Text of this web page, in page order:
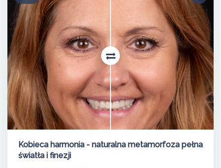
Kobieca harmonia - naturalna metamorfoza pełna
światła i finezji